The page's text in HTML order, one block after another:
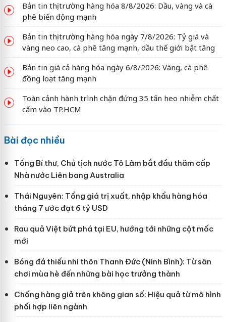
Bản tin thị trường hàng hóa 8/8/2026: Dầu, vàng và cà
phê biến động mạnh
Bản tin thị trường hàng hóa ngày 7/8/2026: Tỷ giá và
vàng neo cao, cà phê tăng mạnh, dầu thế giới bật tăng
Bản tin giá cả hàng hóa ngày 6/8/2026: Vàng, cà phê
đồng loạt tăng mạnh
Toàn cảnh hành trình chặn đứng 35 tấn heo nhiễm chất
cấm vào TP.HCM
Bài đọc nhiều
Tổng Bí thư, Chủ tịch nước Tô Lâm bắt đầu thăm cấp
Nhà nước Liên bang Australia
Thái Nguyên: Tổng giá trị xuất, nhập khẩu hàng hóa
tháng 7 ước đạt 6 tỷ USD
Rau quả Việt bứt phá tại EU, hướng tới những cột mốc
mới
Bóng đá thiếu nhi thôn Thanh Đức (Ninh Bình): Từ sân
chơi mùa hè đến những bài học trưởng thành
Chống hàng giả trên không gian số: Hiệu quả từ mô hình
phối hợp liên ngành